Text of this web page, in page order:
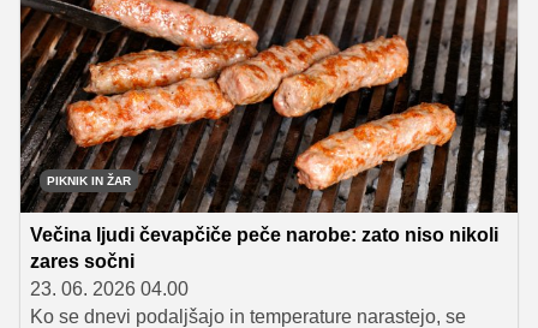
receptov, ki jih lahko pripravite tudi za piknik ali ponudite
gostom na vrtni zabavi.
PIKNIK IN ŽAR
Večina ljudi čevapčiče peče narobe: zato niso nikoli
zares sočni
23. 06. 2026 04.00
Ko se dnevi podaljšajo in temperature narastejo, se